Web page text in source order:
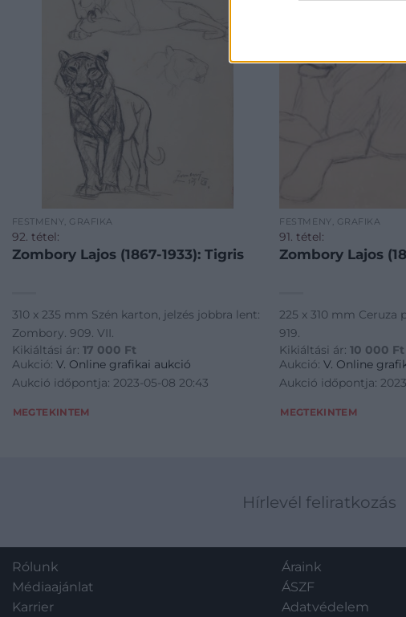
FESTMÉNY, GRAFIKA
92. tétel:
Zombory Lajos (1867-1933): Tigris
310 x 235 mm Szén karton, jelzés jobbra lent:
Zombory. 909. VII.
Kikiáltási ár: 17 000 Ft
Aukció: V. Online grafikai aukció
Aukció időpontja: 2023-05-08 20:43
MEGTEKINTEM
FESTMÉNY, GRAFIKA
91. tétel:
Zombory Lajos
225 x 310 mm Ceruza
919.
Kikiáltási ár:10 000 Ft
Aukció:V. Online
Aukció időpontja:
MEGTEKINTEM
Hírlevél feliratkozás
Rólunk
Médiaajánlat
Karrier
Áraink
ÁSZF
Adatvédelem